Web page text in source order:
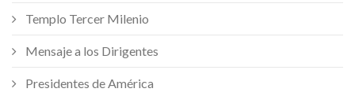
Templo Tercer Milenio
Mensaje a los Dirigentes
Presidentes de América